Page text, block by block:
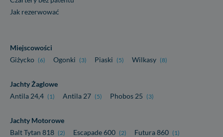
Jak rezerwować
Miejscowości
Giżycko (6) Ogonki (3) Piaski (5) Wilkasy (8)
Jachty Żaglowe
Antila 24,4 (1) Antila 27 (5) Phobos 25 (3)
Jachty Motorowe
Balt Tytan 818 (2) Escapade 600 (2) Futura 860 (1)